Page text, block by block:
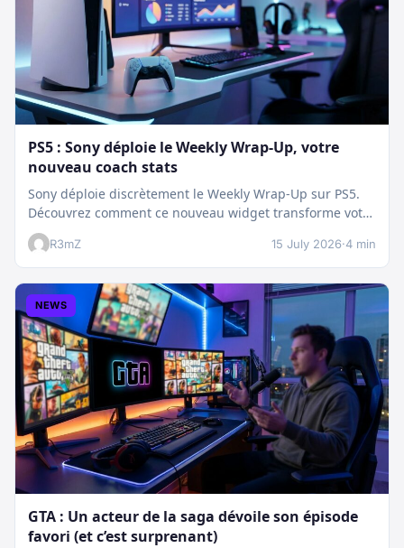
PS5 : Sony déploie le Weekly Wrap-Up, votre
nouveau coach stats
Sony déploie discrètement le Weekly Wrap-Up sur PS5.
Découvrez comment ce nouveau widget transforme votre
dashboard et booste votre suivi…
R3mZ 15 July 2026·4 min
NEWS
GTA : Un acteur de la saga dévoile son épisode
favori (et c’est surprenant)